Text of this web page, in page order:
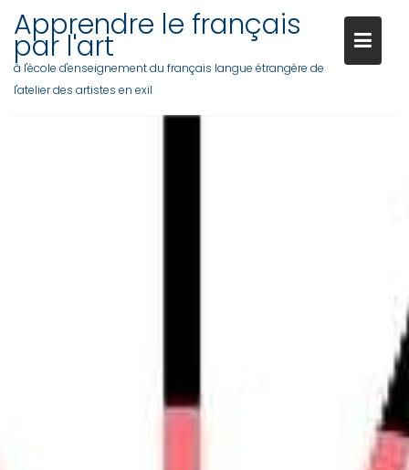
Apprendre le français
par l'art
à l'école d'enseignement du français langue étrangère de
l'atelier des artistes en exil